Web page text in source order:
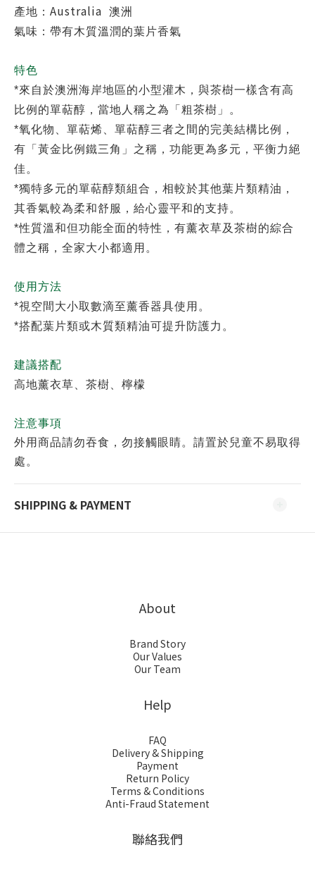
產地： Australia
澳洲
氣味：帶有木質溫潤的葉片香氣
特色
*來自於澳洲海岸地區的小型灌木，與茶樹一樣含有高
比例的單萜醇，當地人稱之為「粗茶樹」。
*氧化物、單萜烯、單萜醇三者之間的完美結構比例，
有「黃金比例鐵三角」之稱，功能更為多元，平衡力絕
佳。
*獨特多元的單萜醇類組合，相較於其他葉片類精油，
其香氣較為柔和舒服，給心靈平和的支持。
*性質溫和但功能全面的特性，有薰衣草及茶樹的綜合
體之稱，全家大小都適用。
使用方法
*視空間大小取數滴至薰香器具使用。
*搭配葉片類或木質類精油可提升防護力。
建議搭配
高地薰衣草、茶樹、檸檬
注意事項
外用商品請勿吞食，勿接觸眼睛。請置於兒童不易取得
處。
SHIPPING & PAYMENT
About
Brand Story
Our Values
Our Team
Help
FAQ
Delivery & Shipping
Payment
Return Policy
Terms & Conditions
Anti-Fraud Statement
聯絡我們